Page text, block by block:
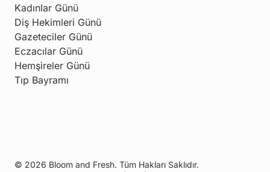
Kadınlar Günü
Diş Hekimleri Günü
Gazeteciler Günü
Eczacılar Günü
Hemşireler Günü
Tıp Bayramı
© 2026 Bloom and Fresh. Tüm Hakları Saklıdır.